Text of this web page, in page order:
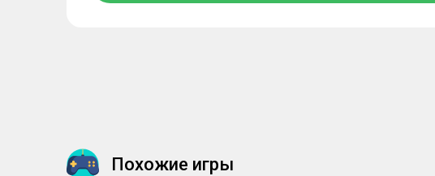
Похожие игры